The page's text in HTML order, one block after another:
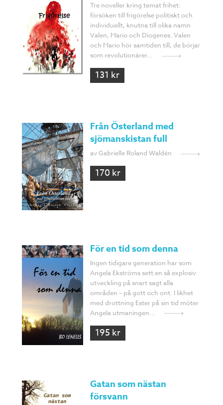
Tre noveller kring temat frihet:
försöken till frigörelse politiskt och
individuellt, knutna till olika namn
Valen, Mario och Diogenes. Valen
och Mario hör samtiden till, de börjar
som revolutionärer...
131 kr
Från Österland med
sjömanskistan full
av Gabrielle Roland Waldén
170 kr
För en tid som denna
Ingen tidigare generation har som
Angela Ekströms sett en så explosiv
utveckling på snart sagt alla
områden – på gott och ont. I likhet
med drottning Ester på sin tid möter
Angela utmaningen...
195 kr
Gatan som nästan
försvann